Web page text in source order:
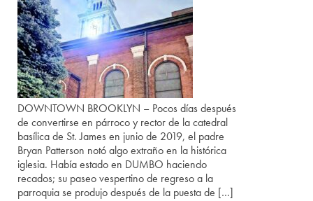
DOWNTOWN BROOKLYN – Pocos días después
de convertirse en párroco y rector de la catedral
basílica de St. James en junio de 2019, el padre
Bryan Patterson notó algo extraño en la histórica
iglesia. Había estado en DUMBO haciendo
recados; su paseo vespertino de regreso a la
parroquia se produjo después de la puesta de […]